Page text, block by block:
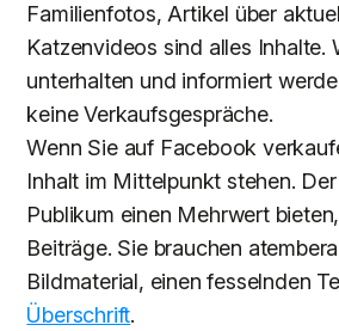
Familienfotos, Artikel über
Katzenvideos sind alles Inhalte.
unterhalten und informiert
keine Verkaufsgespräche.
Wenn Sie auf Facebook
Inhalt im Mittelpunkt stehen.
Publikum einen Mehrwert
Beiträge. Sie brauchen
Bildmaterial, einen fesselnden
Überschrift.